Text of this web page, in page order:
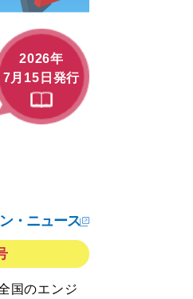
2026年
7月15日発行
・ニュース
国のエンジ